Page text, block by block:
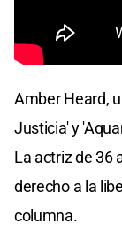
Amber Heard,
Justicia' y
La actriz de 36
derecho a la
columna.